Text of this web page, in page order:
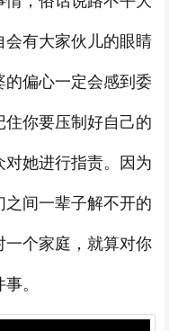
会有大家伙儿的眼睛
偏心一定会感到委
住你要压制好自己的
她进行指责。因为
间一辈子解不开的
个家庭，就算对你
。